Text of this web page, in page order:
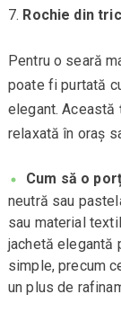
Rochie din
Pentru o seară
poate fi purtată
elegant.
relaxată în oraș
Cum să o
neutră sau
sau material
jachetă elegantă
simple, precum
un plus de